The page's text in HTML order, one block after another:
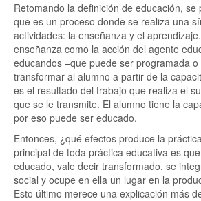
Retomando la definición de educación,
que es un proceso donde se realiza una
actividades: la enseñanza y el
enseñanza como la acción del agente
educandos –que puede ser programada
transformar al alumno a partir de la
es el resultado del trabajo que realiza el
que se le transmite. El alumno tiene la
por eso puede ser educado.
Entonces, ¿qué efectos produce la
principal de toda práctica educativa es
educado, vale decir transformado, se
social y ocupe en ella un lugar en la
Esto último merece una explicación más